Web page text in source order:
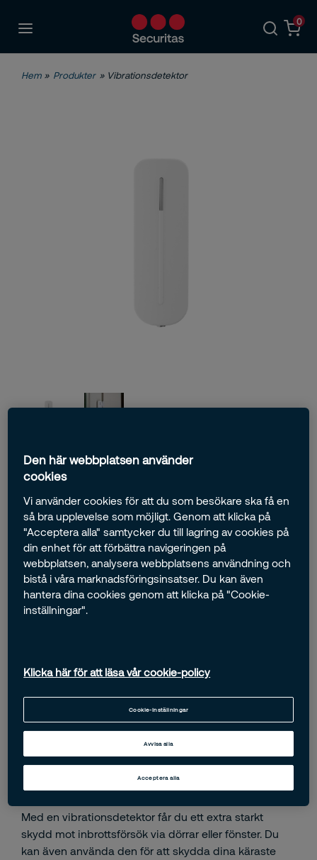
0
Hem » Produkter » Vibrationsdetektor
Vibrationsdetektor
745,00 kr
Skickas inom 1-3 dagar
värdeskåp eller vapenskåp
Med en vibrationsdetektor får du ett extra starkt
skydd mot inbrottsförsök via dörrar eller fönster. Du
kan även använda den för att skydda dina käraste
Den här webbplatsen använder
cookies
Vi använder cookies för att du som besökare ska få en
så bra upplevelse som möjligt. Genom att klicka på
"Acceptera alla" samtycker du till lagring av cookies på
din enhet för att förbättra navigeringen på
webbplatsen, analysera webbplatsens användning och
bistå i våra marknadsföringsinsatser. Du kan även
hantera dina cookies genom att klicka på "Cookie-
inställningar".
Klicka här för att läsa vår cookie-policy
Avvisa alla
Acceptera alla
Cookie-inställningar